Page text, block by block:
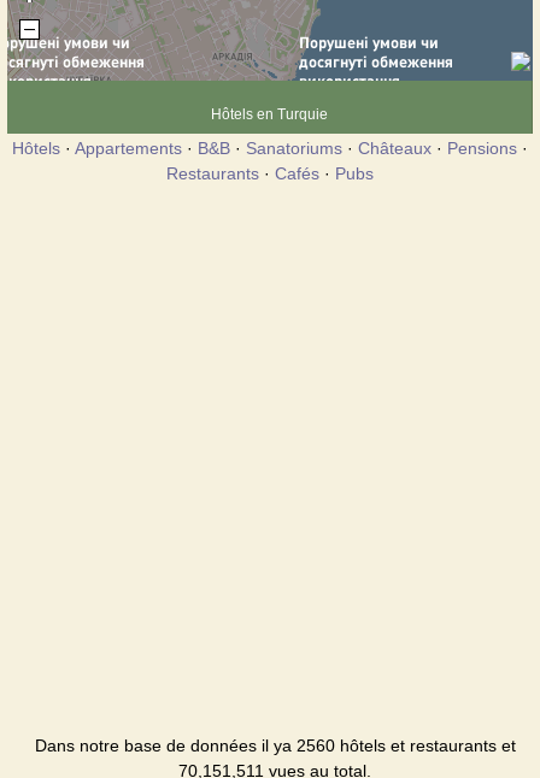
Hôtels en Turquie
Hôtels · Appartements · B&B · Sanatoriums · Châteaux · Pensions ·
Restaurants · Cafés · Pubs
Dans notre base de données il ya 2560 hôtels et restaurants et
70,151,511 vues au total.